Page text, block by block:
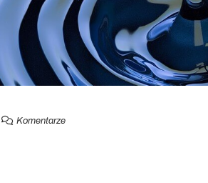
Komentarze